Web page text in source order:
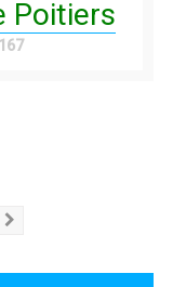
Poitiers
167